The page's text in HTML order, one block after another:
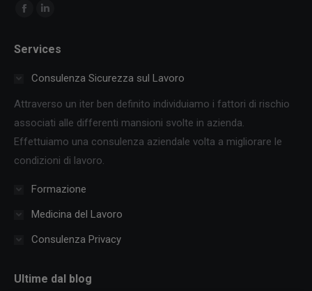
Ci puoi trovare su:
Facebook
opens
window
opens
window
Services
Consulenza Sicurezza sul Lavoro
Attraverso un iter ben definito individuiamo i fattori di rischio
associati alle differenti mansioni svolte in azienda.
Effettuiamo una consulenza aziendale volta a migliorare le
condizioni di lavoro.
Formazione
Medicina del Lavoro
Consulenza Privacy
Ultime dal blog